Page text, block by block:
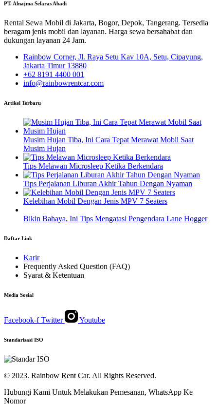
PT. Alnajma Selaras Abadi
Rental Sewa Mobil di Jakarta, Bogor, Depok, Tangerang. Tersedia
beragam jenis mobil dan layanan. Harga sewa bersahabat dan
dukungan layanan 24 Jam.
Rainbow Corner, Jl. Raya Setu Kav 10A, Setu, Cipayung,
Jakarta Timur 13880
+62 8191 4400 001
info@rainbowrentcar.com
Artikel Terbaru
Musim Hujan Tiba, Ini Cara Tepat Merawat Mobil Saat
Musim Hujan
Tips Melawan Microsleep Ketika Berkendara
Tips Perjalanan Liburan Akhir Tahun Dengan Nyaman
Kelebihan Mobil Dengan Jenis MPV 7 Seaters
Bikin Bahaya, Ini Tips Mengatasi Pengendara Lane Hogger
Daftar Link
Karir
Frequently Asked Question (FAQ)
Syarat & Ketentuan
Media Sosial
Facebook-f Twitter Youtube
Standarisasi ISO
© 2023. Rainbow Rent Car. All Rights Reserved.
Hubungi Kami Untuk Melakukan Pemesanan, WhatsApp Ke
Nomor